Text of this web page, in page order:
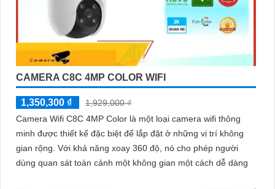
CAMERA C8C 4MP COLOR WIFI
1,350,300 ₫
1,929,000 ₫
Camera Wifi C8C 4MP Color là một loại camera wifi thông
minh được thiết kế đặc biệt để lắp đặt ở những vị trí không
gian rộng. Với khả năng xoay 360 độ, nó cho phép người
dùng quan sát toàn cảnh một không gian một cách dễ dàng